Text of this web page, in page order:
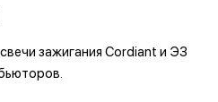
зажигания Cordiant и ЭЗ